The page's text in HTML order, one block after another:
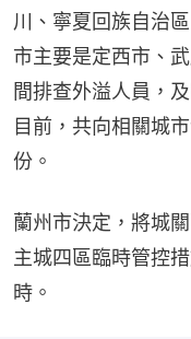
川、寧夏回族自治
市主要是定西市、
間排查外溢人員，
目前，共向相關城
份。
蘭州市決定，將城
主城四區臨時管控
時。